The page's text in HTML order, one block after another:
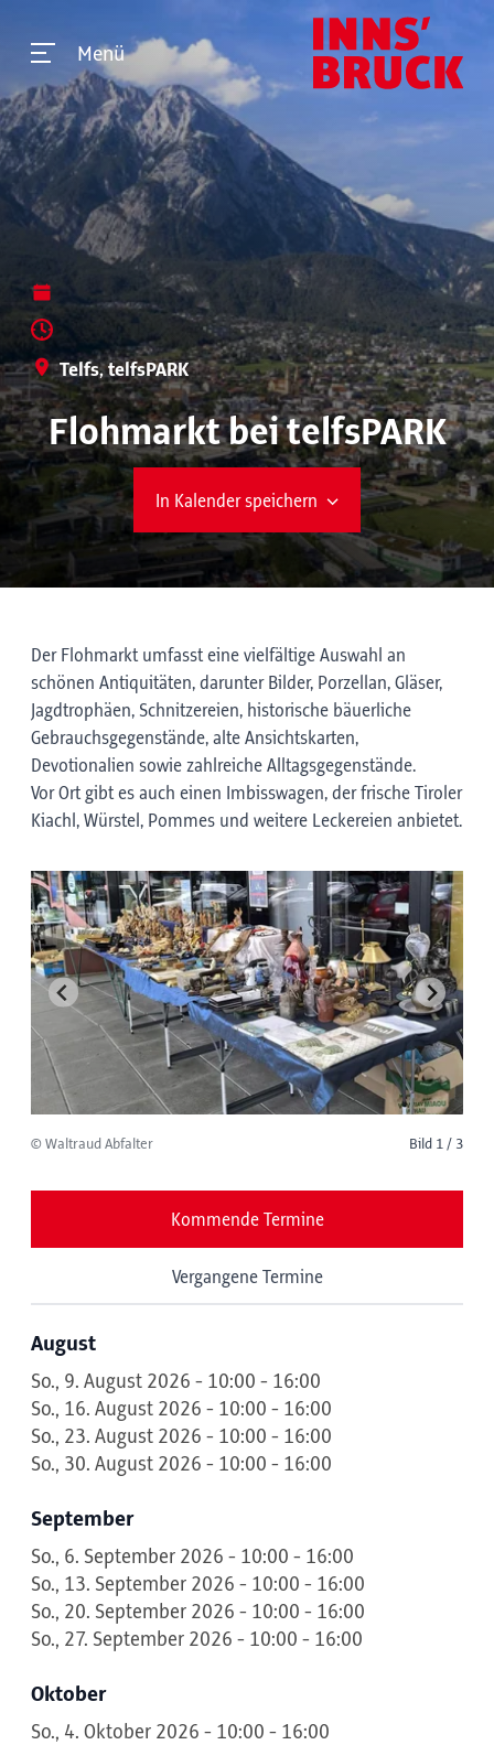
Menü
Telfs, telfsPARK
Flohmarkt bei telfsPARK
In Kalender speichern
Der Flohmarkt umfasst eine vielfältige Auswahl an
schönen Antiquitäten, darunter Bilder, Porzellan, Gläser,
Jagdtrophäen, Schnitzereien, historische bäuerliche
Gebrauchsgegenstände, alte Ansichtskarten,
Devotionalien sowie zahlreiche Alltagsgegenstände.
Vor Ort gibt es auch einen Imbisswagen, der frische Tiroler
Kiachl, Würstel, Pommes und weitere Leckereien anbietet.
© Waltraud Abfalter Bild 1 / 3
Kommende Termine
Vergangene Termine
August
So., 9. August 2026 - 10:00 - 16:00
So., 16. August 2026 - 10:00 - 16:00
So., 23. August 2026 - 10:00 - 16:00
So., 30. August 2026 - 10:00 - 16:00
September
So., 6. September 2026 - 10:00 - 16:00
So., 13. September 2026 - 10:00 - 16:00
So., 20. September 2026 - 10:00 - 16:00
So., 27. September 2026 - 10:00 - 16:00
Oktober
So., 4. Oktober 2026 - 10:00 - 16:00